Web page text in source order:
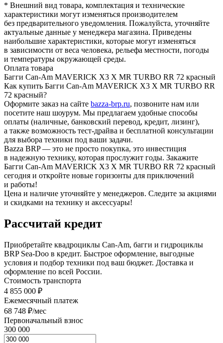
* Внешний вид товара, комплектация и технические
характеристики могут изменяться производителем
без предварительного уведомления. Пожалуйста, уточняйте
актуальные данные у менеджера магазина. Приведены
наибольшие характеристики, которые могут изменяться
в зависимости от веса человека, рельефа местности, погоды
и температуры окружающей среды.
Оплата товара
Багги Can-Am MAVERICK X3 X MR TURBO RR 72 красный
Как купить Багги Can-Am MAVERICK X3 X MR TURBO RR
72 красный?
Оформите заказ на сайте bazza-brp.ru, позвоните нам или
посетите наш шоурум. Мы предлагаем удобные способы
оплаты (наличные, банковский перевод, кредит, лизинг),
а также возможность тест-драйва и бесплатной консультации
для выбора техники под ваши задачи.
Bazza BRP — это не просто покупка, это инвестиция
в надежную технику, которая прослужит годы. Закажите
Багги Can-Am MAVERICK X3 X MR TURBO RR 72 красный
сегодня и откройте новые горизонты для приключений
и работы!
Цена и наличие уточняйте у менеджеров. Следите за акциями
и скидками на технику и аксессуары!
Рассчитай кредит
Приобретайте квадроциклы Can-Am, багги и гидроциклы
BRP Sea-Doo в кредит. Быстрое оформление, выгодные
условия и подбор техники под ваш бюджет. Доставка и
оформление по всей России.
Стоимость транспорта
4 855 000 ₽
Ежемесячный платеж
68 748 ₽/мес
Первоначальный взнос
300 000